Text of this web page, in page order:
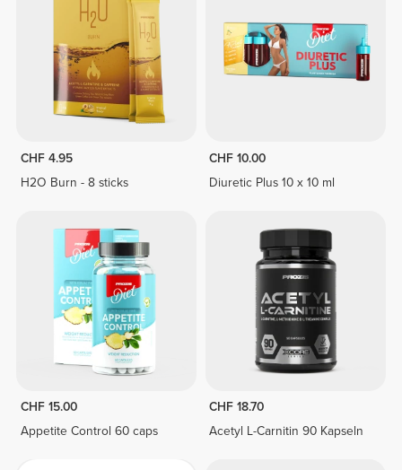
CHF 4.95
H2O Burn - 8 sticks
CHF 10.00
Diuretic Plus 10 x 10 ml
CHF 15.00
Appetite Control 60 caps
CHF 18.70
Acetyl L-Carnitin 90 Kapseln